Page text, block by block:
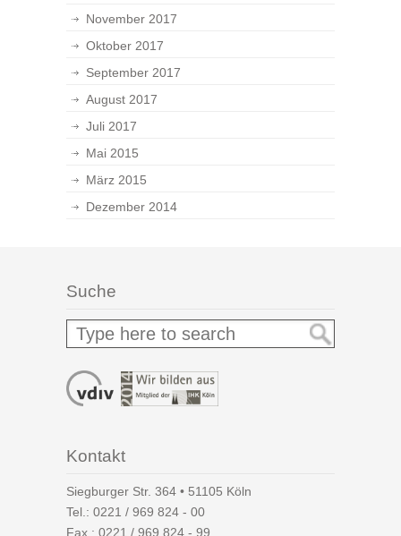
November 2017
Oktober 2017
September 2017
August 2017
Juli 2017
Mai 2015
März 2015
Dezember 2014
Suche
Kontakt
Siegburger Str. 364 • 51105 Köln
Tel.: 0221 / 969 824 - 00
Fax.: 0221 / 969 824 - 99